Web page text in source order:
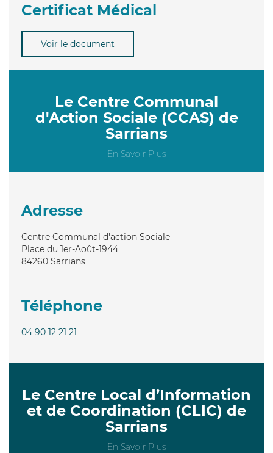
Certificat Médical
Voir le document
Le Centre Communal
d'Action Sociale (CCAS) de
Sarrians
En Savoir Plus
Adresse
Centre Communal d'action Sociale
Place du 1er-Août-1944
84260 Sarrians
Téléphone
04 90 12 21 21
Le Centre Local d’Information
et de Coordination (CLIC) de
Sarrians
En Savoir Plus